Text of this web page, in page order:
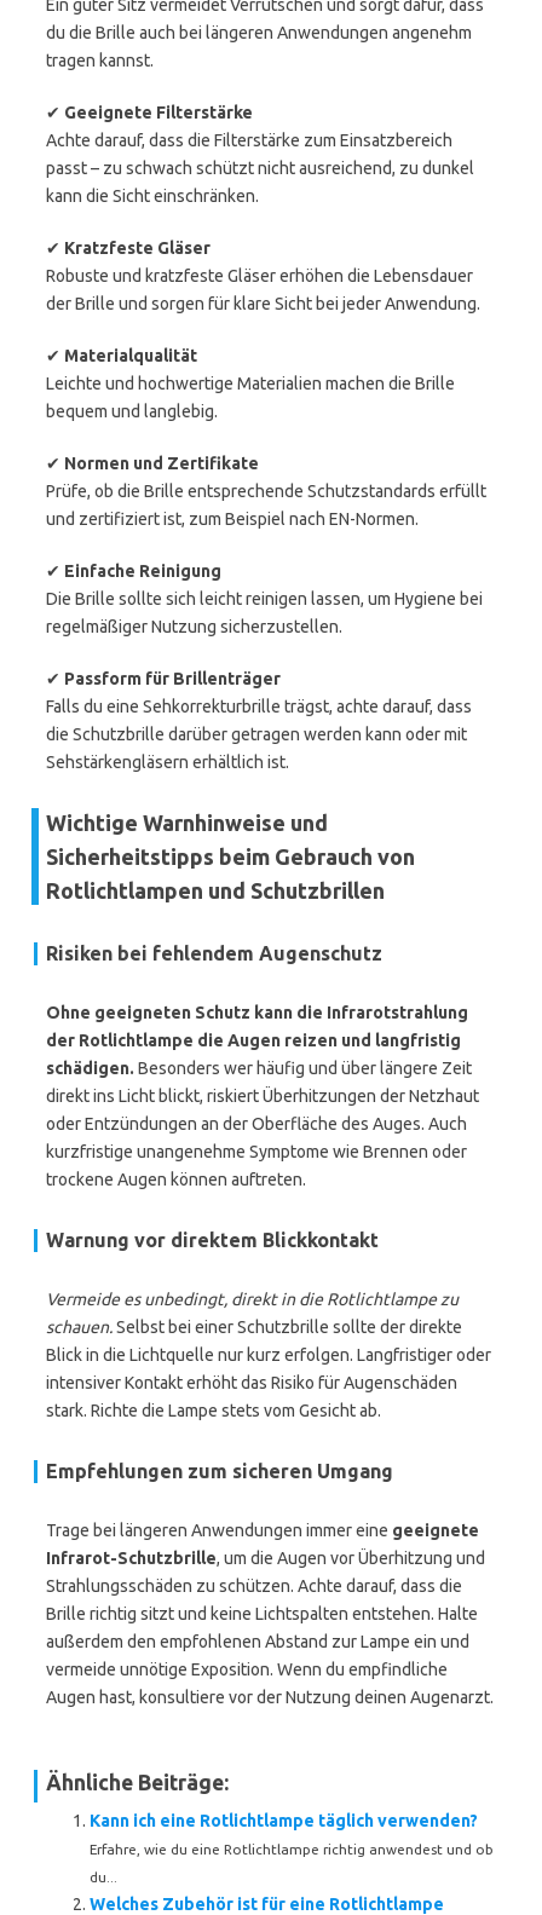
Ein guter Sitz vermeidet Verrutschen und sorgt dafür, dass
du die Brille auch bei längeren Anwendungen angenehm
tragen kannst.
✔ Geeignete Filterstärke
Achte darauf, dass die Filterstärke zum Einsatzbereich
passt – zu schwach schützt nicht ausreichend, zu dunkel
kann die Sicht einschränken.
✔ Kratzfeste Gläser
Robuste und kratzfeste Gläser erhöhen die Lebensdauer
der Brille und sorgen für klare Sicht bei jeder Anwendung.
✔ Materialqualität
Leichte und hochwertige Materialien machen die Brille
bequem und langlebig.
✔ Normen und Zertifikate
Prüfe, ob die Brille entsprechende Schutzstandards erfüllt
und zertifiziert ist, zum Beispiel nach EN-Normen.
✔ Einfache Reinigung
Die Brille sollte sich leicht reinigen lassen, um Hygiene bei
regelmäßiger Nutzung sicherzustellen.
✔ Passform für Brillenträger
Falls du eine Sehkorrekturbrille trägst, achte darauf, dass
die Schutzbrille darüber getragen werden kann oder mit
Sehstärkengläsern erhältlich ist.
Wichtige Warnhinweise und
Sicherheitstipps beim Gebrauch von
Rotlichtlampen und Schutzbrillen
Risiken bei fehlendem Augenschutz
Ohne geeigneten Schutz kann die Infrarotstrahlung
der Rotlichtlampe die Augen reizen und langfristig
schädigen. Besonders wer häufig und über längere Zeit
direkt ins Licht blickt, riskiert Überhitzungen der Netzhaut
oder Entzündungen an der Oberfläche des Auges. Auch
kurzfristige unangenehme Symptome wie Brennen oder
trockene Augen können auftreten.
Warnung vor direktem Blickkontakt
Vermeide es unbedingt, direkt in die Rotlichtlampe zu
schauen.Selbst bei einer Schutzbrille sollte der direkte
Blick in die Lichtquelle nur kurz erfolgen. Langfristiger oder
intensiver Kontakt erhöht das Risiko für Augenschäden
stark. Richte die Lampe stets vom Gesicht ab.
Empfehlungen zum sicheren Umgang
Trage bei längeren Anwendungen immer eine geeignete
Infrarot-Schutzbrille, um die Augen vor Überhitzung und
Strahlungsschäden zu schützen. Achte darauf, dass die
Brille richtig sitzt und keine Lichtspalten entstehen. Halte
außerdem den empfohlenen Abstand zur Lampe ein und
vermeide unnötige Exposition. Wenn du empfindliche
Augen hast, konsultiere vor der Nutzung deinen Augenarzt.
Ähnliche Beiträge:
Kann ich eine Rotlichtlampe täglich verwenden?
Erfahre, wie du eine Rotlichtlampe richtig anwendest und ob
du...
Welches Zubehör ist für eine Rotlichtlampe